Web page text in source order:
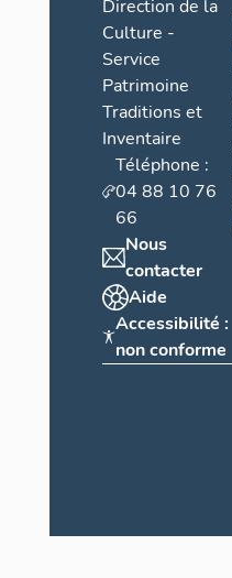
Direction de la
Culture -
Service
Patrimoine
Traditions et
Inventaire
Téléphone :
04 88 10 76
66
Nous
contacter
Aide
Accessibilité :
non conforme